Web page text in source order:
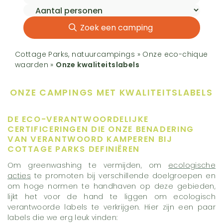
Zoek een camping
Cottage Parks, natuurcampings » Onze eco-chique
waarden » Onze kwaliteitslabels
ONZE CAMPINGS MET KWALITEITSLABELS
DE ECO-VERANTWOORDELIJKE
CERTIFICERINGEN DIE ONZE BENADERING
VAN VERANTWOORD KAMPEREN BIJ
COTTAGE PARKS DEFINIËREN
Om greenwashing te vermijden, om ecologische
acties te promoten bij verschillende doelgroepen en
om hoge normen te handhaven op deze gebieden,
lijkt het voor de hand te liggen om ecologisch
verantwoorde labels te verkrijgen. Hier zijn een paar
labels die we erg leuk vinden: